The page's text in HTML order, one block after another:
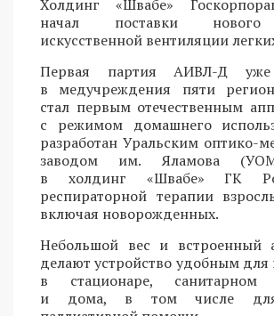
Холдинг «Швабе»
начал поставки нового
искусственной вентиляции
Первая партия АИВЛ-Д уже
в медучреждения пяти
стал первым отечественным
с режимом домашнего
разработан Уральским оптико-
заводом им. Яламова
в холдинг «Швабе» ГК
респираторной терапии
включая новорожденных.
Небольшой вес и встроенный
делают устройство удобным
в стационаре, санитарном
и дома, в том числе для